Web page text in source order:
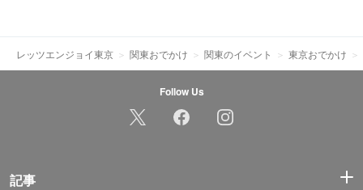
レッツエンジョイ東京 関東おでかけ 関東のイベント 東京おでかけ
Follow Us
記事